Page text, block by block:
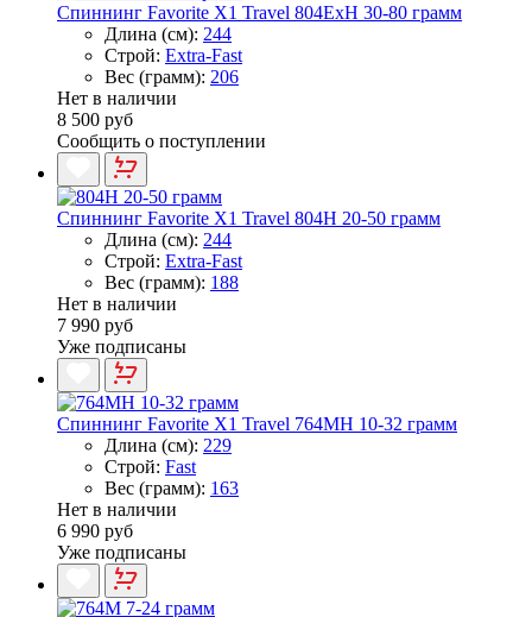
Спиннинг Favorite X1 Travel 804ExH 30-80 грамм
Длина (см): 244
Строй: Extra-Fast
Вес (грамм): 206
Нет в наличии
8 500 руб
Сообщить о поступлении
Спиннинг Favorite X1 Travel 804H 20-50 грамм
Длина (см): 244
Строй: Extra-Fast
Вес (грамм): 188
Нет в наличии
7 990 руб
Уже подписаны
Спиннинг Favorite X1 Travel 764MH 10-32 грамм
Длина (см): 229
Строй: Fast
Вес (грамм): 163
Нет в наличии
6 990 руб
Уже подписаны